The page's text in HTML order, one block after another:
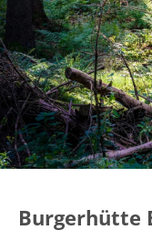
Burgerhütte